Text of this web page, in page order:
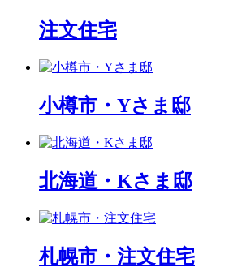
注文住宅
小樽市・Yさま邸
北海道・Kさま邸
札幌市・注文住宅